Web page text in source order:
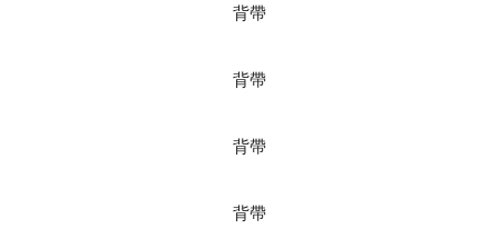
背帶
背帶
背帶
背帶